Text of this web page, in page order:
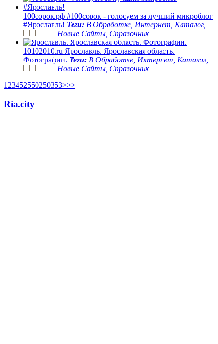
100сорок.рф #100сорок - голосуем за лучший микроблог
#Ярославль! Теги: В Обработке, Интернет, Каталог,
Новые Сайты, Справочник
10102010.ru Ярославль. Ярославская область.
Фотографии. Теги: В Обработке, Интернет, Каталог,
Новые Сайты, Справочник
1 23452550250353>>>
Ria.city